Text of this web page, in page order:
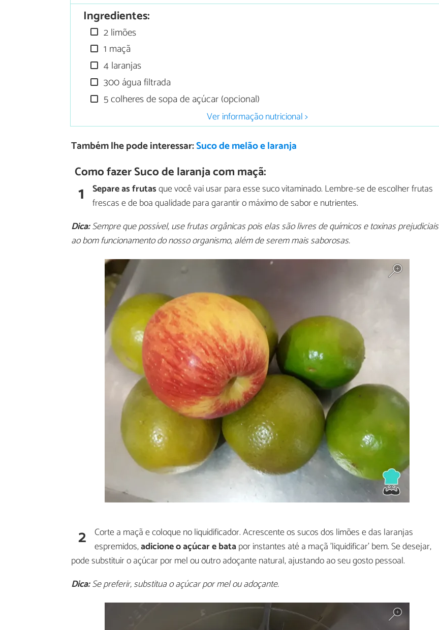
Ingredientes:
2 limões
1 maçã
4 laranjas
300 água filtrada
5 colheres de sopa de açúcar (opcional)
Ver informação nutricional >
Também lhe pode interessar:Suco de melão e laranja
Como fazer Suco de laranja com maçã:
1 Separe as frutasque você vai usar para esse suco vitaminado. Lembre-se de escolher frutas
frescas e de boa qualidade para garantir o máximo de sabor e nutrientes.
Dica:Sempre que possível, use frutas orgânicas pois elas são livres de químicos e toxinas prejudiciais
ao bom funcionamento do nosso organismo, além de serem mais saborosas.
2 Corte a maçã e coloque no liquidificador. Acrescente os sucos dos limões e das laranjas
espremidos,adicione o açúcar e batapor instantes até a maçã 'liquidificar' bem. Se desejar,
pode substituir o açúcar por mel ou outro adoçante natural, ajustando ao seu gosto pessoal.
Dica:Se preferir, substitua o açúcar por mel ou adoçante.